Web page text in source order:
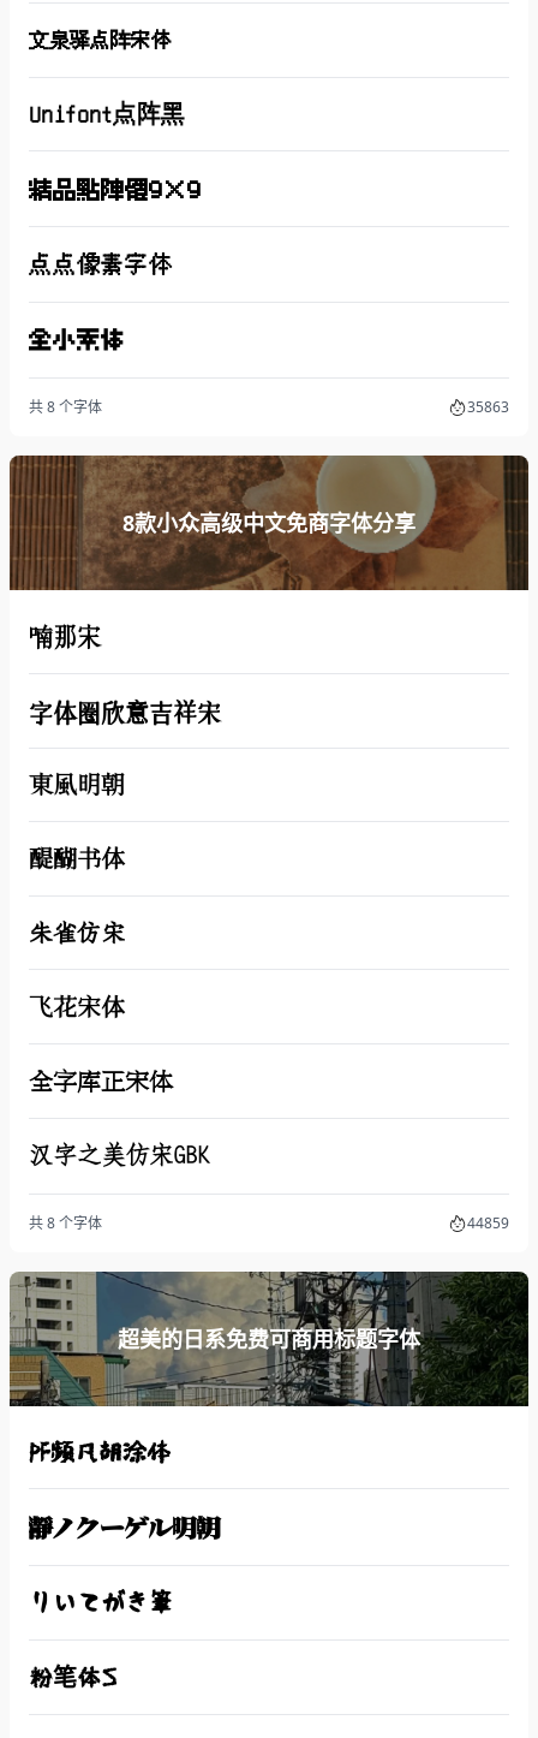
文泉驿点阵宋体
Unifont点阵黑
精品點陣體9×9
点点像素字体
全小素体
共 8 个字体 35863
8款小众高级中文免商字体分享
喃那宋
字体圈欣意吉祥宋
東風明朝
醍醐书体
朱雀仿宋
飞花宋体
全字库正宋体
汉字之美仿宋GBK
共 8 个字体 44859
超美的日系免费可商用标题字体
PF频凡胡涂体
瀞ノクーゲル明朝
りいてがき筆
粉笔体S